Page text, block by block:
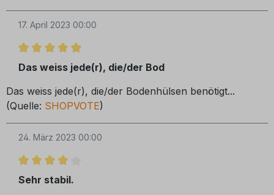
17. April 2023 00:00
Bewertung mit 5 von 5 Sternen
Das weiss jede(r), die/der Bod
Das weiss jede(r), die/der Bodenhülsen benötigt...
(Quelle: SHOPVOTE)
24. März 2023 00:00
Bewertung mit 4 von 5 Sternen
Sehr stabil.